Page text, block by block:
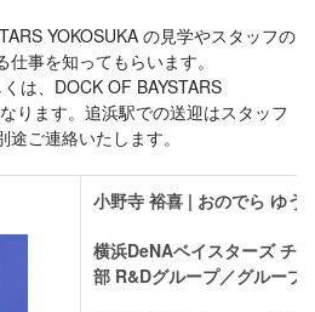
YOKOSUKA の見学やスタッフの
事を知ってもらいます。
は、DOCK OF BAYSTARS
ります。追浜駅での送迎はスタッフ
ご連絡いたします。
小野寺 裕喜 | おのでら ゆう
横浜DeNAベイスターズ チ
部 R&Dグループ／グループ